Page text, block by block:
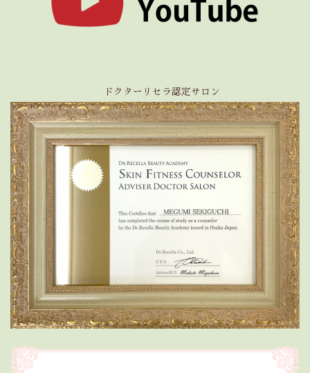
ドクターリセラ認定サロン